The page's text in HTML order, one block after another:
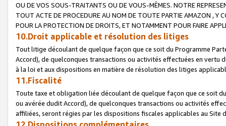
OU DE VOS SOUS-TRAITANTS OU DE VOUS-MÊMES. NOTRE
TOUT ACTE DE PROCEDURE AU NOM DE TOUTE PARTIE AMAZON , Y
POUR LA PROTECTION DE DROITS, ET NOTAMMENT POUR FAIRE
10.Droit applicable et résolution des litiges
Tout litige découlant de quelque façon que ce soit du Programme
Accord), de quelconques transactions ou activités effectuées en vertu
à la loi et aux dispositions en matière de résolution des litiges
11.Fiscalité
Toute taxe et obligation liée découlant de quelque façon que ce soit
ou avérée dudit Accord), de quelconques transactions ou activités
affiliées, seront régies par les dispositions fiscales applicables au Site